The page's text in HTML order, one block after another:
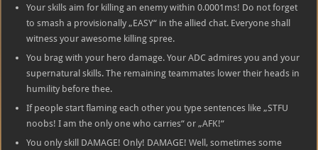
Your skills aim for killing an enemy within 0.0001ms! Do not forget
to smash a provisionally „EASY“ in the allied chat. Everyone shall
witness your awesome killing spree.
You brag with your hero damage. Your ADC admires you and your
supernatural skills. The remaining teammates lower their heads in
humility before thee.
If people start flaming each other you type sentences like „STFU
noobs! I am the only one who carries“ or „AFK!“
You only skill DAMAGE! Only! DAMAGE! Well, sometimes some